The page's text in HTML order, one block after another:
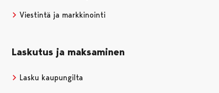
Viestintä ja markkinointi
Laskutus ja maksaminen
Lasku kaupungilta